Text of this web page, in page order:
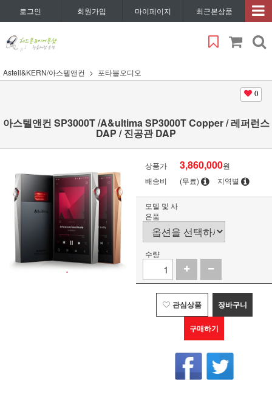
로그인 회원가입 마이페이지 최근본상품
Astell&KERN/아스텔앤컨 포타블오디오
0
아스텔앤컨 SP3000T /A&ultima SP3000T Copper / 레퍼런스
DAP / 진공관 DAP
상품가 3,860,000원
배송비
(무료) 지역별
모델 및 사
은품
수량
관심상품 장바구니
구매하기